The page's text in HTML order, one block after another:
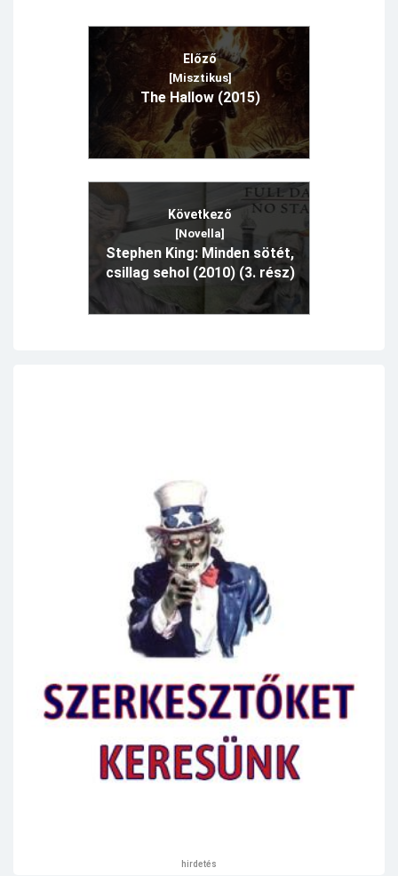
Előző
[Misztikus]
The Hallow (2015)
Következő
[Novella]
Stephen King: Minden sötét,
csillag sehol (2010) (3. rész)
hirdetés